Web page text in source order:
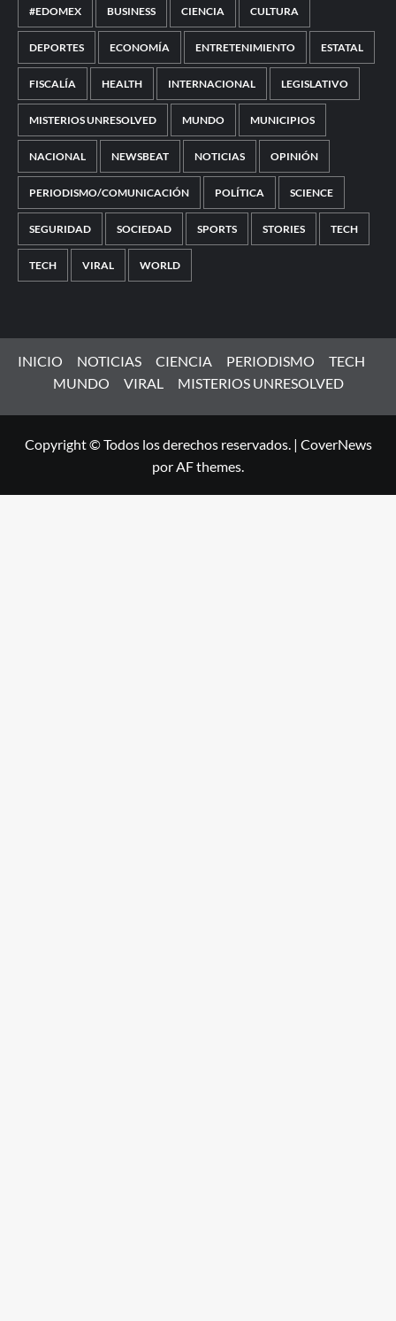
#EDOMEX BUSINESS CIENCIA CULTURA
DEPORTES ECONOMÍA ENTRETENIMIENTO ESTATAL
FISCALÍA HEALTH INTERNACIONAL LEGISLATIVO
MISTERIOS UNRESOLVED MUNDO MUNICIPIOS
NACIONAL NEWSBEAT NOTICIAS OPINIÓN
PERIODISMO/COMUNICACIÓN POLÍTICA SCIENCE
SEGURIDAD SOCIEDAD SPORTS STORIES TECH
TECH VIRAL WORLD
INICIO NOTICIAS CIENCIA PERIODISMO
TECH
MUNDO
VIRAL MISTERIOS UNRESOLVED
Copyright © Todos los derechos reservados. | CoverNews
por AF themes.